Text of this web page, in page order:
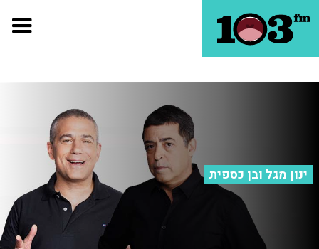
ינון מגל ובן כספית